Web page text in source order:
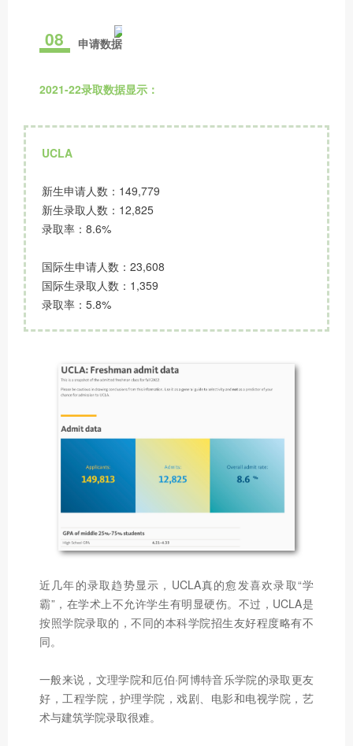
08 申请数据
2021-22录取数据显示：
UCLA
新生申请人数：149,779
新生录取人数：12,825
录取率：8.6%
国际生申请人数：23,608
国际生录取人数：1,359
录取率：5.8%
近几年的录取趋势显示，UCLA真的愈发喜欢录取“学
霸”，在学术上不允许学生有明显硬伤。不过，UCLA是
按照学院录取的，不同的本科学院招生友好程度略有不
同。
一般来说，文理学院和厄伯·阿博特音乐学院的录取更友
好，工程学院，护理学院，戏剧、电影和电视学院，艺
术与建筑学院录取很难。